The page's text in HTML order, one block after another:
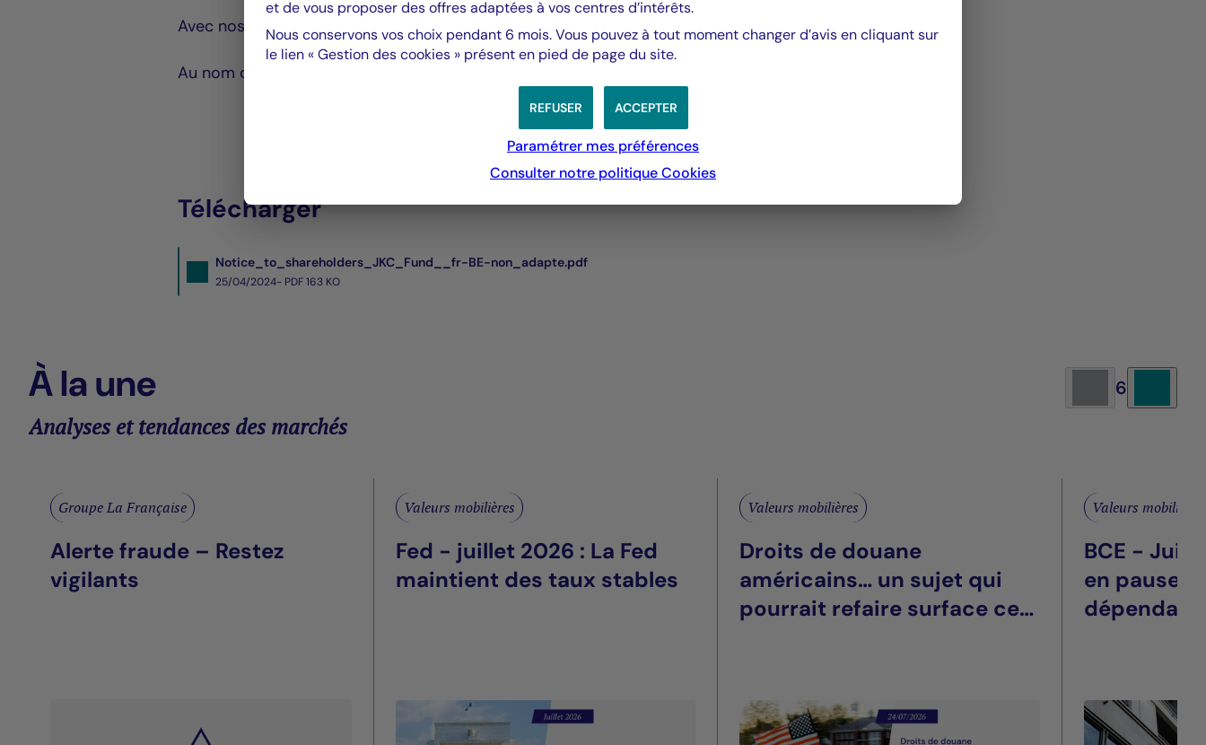
Avec nos meilleures salutations,
Au nom du Conseil d’administration
Télécharger
Notice_to_shareholders_JKC_Fund__fr-BE-non_adapte.pdf
25/04/2024- PDF163 KO
À la une
Analyses et tendances des marchés
6
Groupe La Française
Alerte fraude – Restez
vigilants
Valeurs mobilières
Fed - juillet 2026 : La Fed
maintient des taux stables
Valeurs mobilières
Droits de douane
américains… un sujet qui
pourrait refaire surface cet
Valeurs mobilières
BCE -
en pause,
et de vous proposer des offres adaptées à vos centres d’intérêts.
Nous conservons vos choix pendant 6 mois. Vous pouvez à tout moment changer d’avis en cliquant sur
le lien « Gestion des cookies » présent en pied de page du site.
ACCEPTER
REFUSER
Paramétrer mes préférences
Consulter notre politiqueCookies